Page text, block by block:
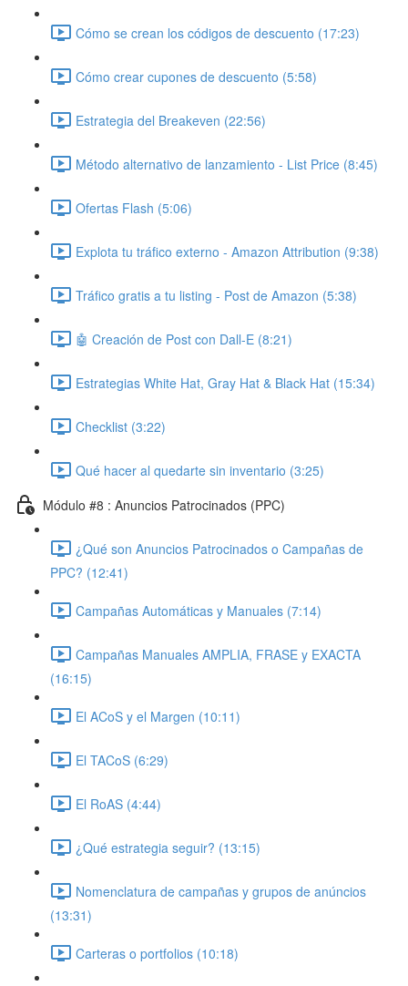
Cómo se crean los códigos de descuento (17:23)
Cómo crear cupones de descuento (5:58)
Estrategia del Breakeven (22:56)
Método alternativo de lanzamiento - List Price (8:45)
Ofertas Flash (5:06)
Explota tu tráfico externo - Amazon Attribution (9:38)
Tráfico gratis a tu listing - Post de Amazon (5:38)
🤖 Creación de Post con Dall-E (8:21)
Estrategias White Hat, Gray Hat & Black Hat (15:34)
Checklist (3:22)
Qué hacer al quedarte sin inventario (3:25)
Módulo #8 : Anuncios Patrocinados (PPC)
¿Qué son Anuncios Patrocinados o Campañas de
PPC? (12:41)
Campañas Automáticas y Manuales (7:14)
Campañas Manuales AMPLIA, FRASE y EXACTA
(16:15)
El ACoS y el Margen (10:11)
El TACoS (6:29)
El RoAS (4:44)
¿Qué estrategia seguir? (13:15)
Nomenclatura de campañas y grupos de anúncios
(13:31)
Carteras o portfolios (10:18)